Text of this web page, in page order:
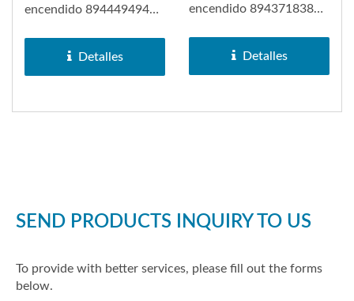
encendido 8944494941
bobina de encendido...
Detalles
encendido 8943718380
bobina de encendido...
Detalles